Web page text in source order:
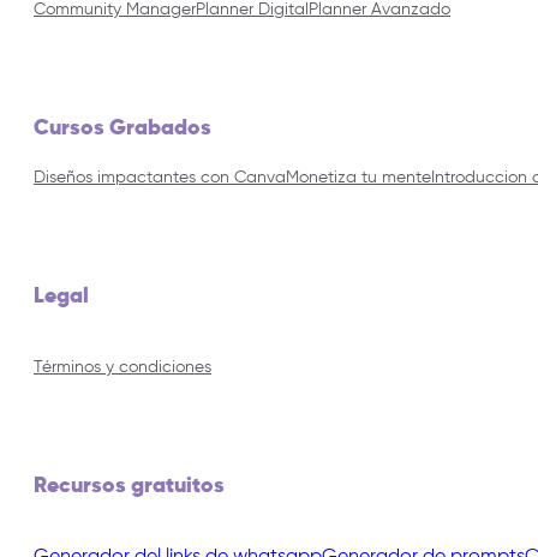
Community ManagerPlanner Digital Planner Avanzado
Cursos Grabados
Diseños impactantes con Canva Monetiza tu mente Introduccion
Legal
Términos y condiciones
Recursos gratuitos